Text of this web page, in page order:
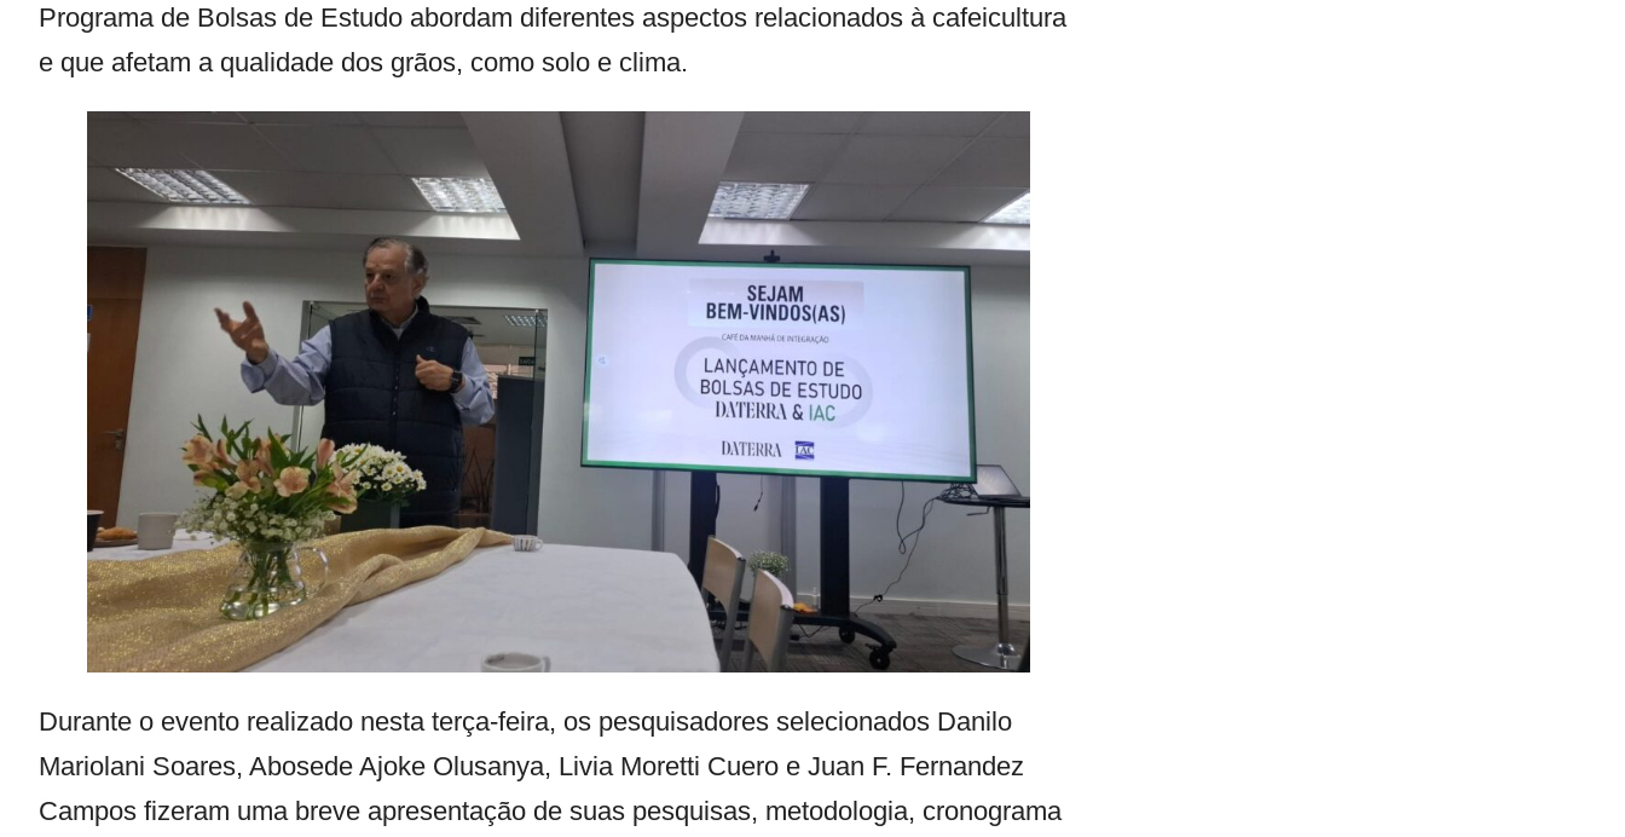
Programa de Bolsas de Estudo abordam diferentes aspectos relacionados à cafeicultura
e que afetam a qualidade dos grãos, como solo e clima.
Durante o evento realizado nesta terça-feira, os pesquisadores selecionados Danilo
Mariolani Soares, Abosede Ajoke Olusanya, Livia Moretti Cuero e Juan F. Fernandez
Campos fizeram uma breve apresentação de suas pesquisas, metodologia, cronograma